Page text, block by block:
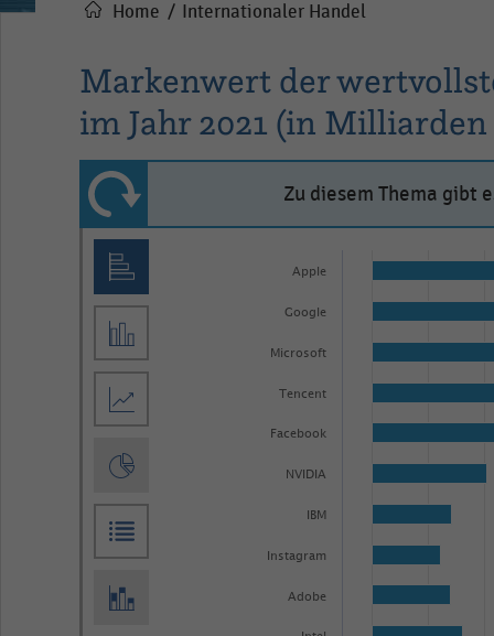
Pfadnavigation
Home Internationaler Handel
Markenwert der
im Jahr 2021 (in
Zu diesem Thema gibt
Apple
Google
Microsoft
Tencent
Facebook
NVIDIA
IBM
Instagram
Adobe